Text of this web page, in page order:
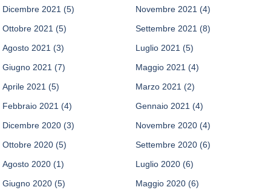
Dicembre 2021 (5) Novembre 2021 (4)
Ottobre 2021 (5) Settembre 2021 (8)
Agosto 2021 (3) Luglio 2021 (5)
Giugno 2021 (7) Maggio 2021 (4)
Aprile 2021 (5) Marzo 2021 (2)
Febbraio 2021 (4) Gennaio 2021 (4)
Dicembre 2020 (3) Novembre 2020 (4)
Ottobre 2020 (5) Settembre 2020 (6)
Agosto 2020 (1) Luglio 2020 (6)
Giugno 2020 (5) Maggio 2020 (6)